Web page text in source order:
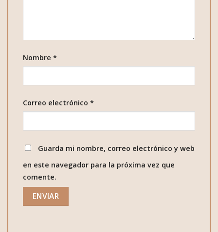
Nombre *
Correo electrónico *
Guarda mi nombre, correo electrónico y web
en este navegador para la próxima vez que
comente.